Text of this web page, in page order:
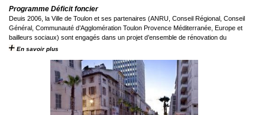
Programme Déficit foncier
Deuis 2006, la Ville de Toulon et ses partenaires (ANRU, Conseil Régional, Conseil
Général, Communauté d’Agglomération Toulon Provence Méditerranée, Europe et
bailleurs sociaux) sont engagés dans un projet d’ensemble de rénovation du
centre historique de ...
En savoir plus